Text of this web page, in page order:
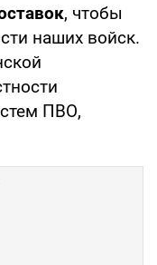
, чтобы
наших войск.
ПВО,